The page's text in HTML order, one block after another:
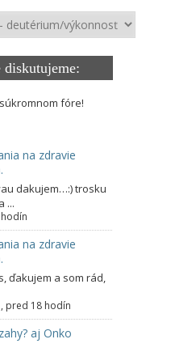
diskutujeme:
fóre!
na zdravie
dakujem…:) trosku
...
na zdravie
ďakujem a som rád,
, pred 18 hodín
aj Onko